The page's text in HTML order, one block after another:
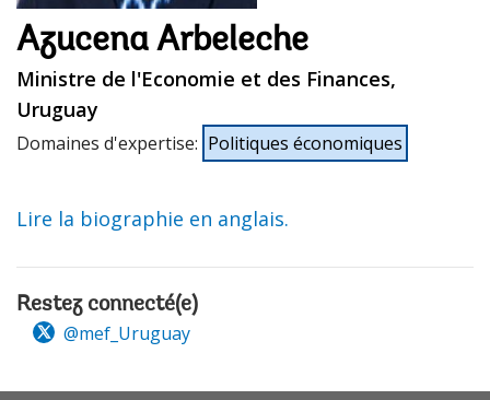
Azucena Arbeleche
Ministre de l'Economie et des Finances,
Uruguay
Domaines d'expertise: Politiques économiques
Lire la biographie en anglais.
Restez connecté(e)
@mef_Uruguay